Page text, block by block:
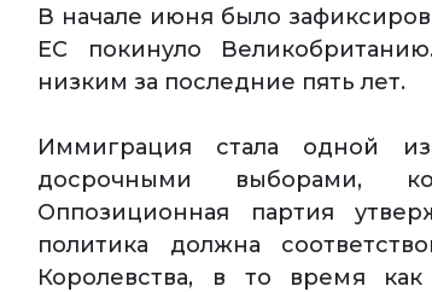
В начале июня было
ЕС покинуло
низким за последние пять лет.
Иммиграция стала одной
досрочными выборами,
Оппозиционная партия
политика должна
Королевства, в то время